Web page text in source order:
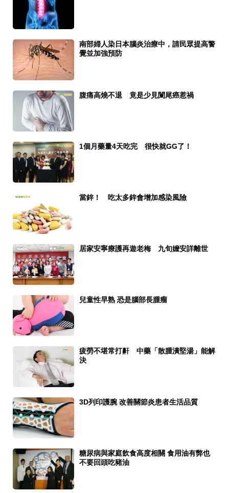
南部婦人染日本腦炎治療中，請民眾提高警
覺並加強預防
腹痛高燒不退 竟是少見闌尾癌惹禍
1個月藥量4天吃完 很快就GG了！
當鋅！ 吃太多鋅會增加感染風險
居家安寧療護再遊老梅 九旬嬤安詳離世
兒童性早熟 恐是腦部長腫瘤
疲勞不堪常打鼾 中藥「散腫潰堅湯」能解
決
3D列印護腕 改善關節炎患者生活品質
糖尿病與家庭飲食高度相關 食用油有弊也
不要回頭吃豬油